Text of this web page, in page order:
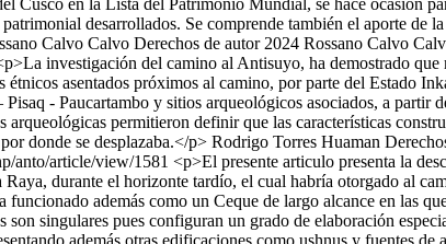
Cusco en la Lista del Patrimonio Mundial, se hace ocasión
desarrollados. Se comprende también el aporte de
Calvo Calvo Derechos de autor 2024 Rossano Calvo
investigación del camino al Antisuyo, ha demostrado
asentados próximos al camino, por parte del Estado
- Paucartambo y sitios arqueológicos asociados, a
arqueológicas permitieron definir que las características
donde se desplazaba.</p> Rodrigo Torres Huaman
anto/article/view/1581 <p>El presente articulo presenta la
durante el horizonte tardío, el cual habría otorgado al
además como un Ceque de largo alcance en las
singulares pues configuran un grado de elaboración
además otras edificaciones como ushnus y fuentes